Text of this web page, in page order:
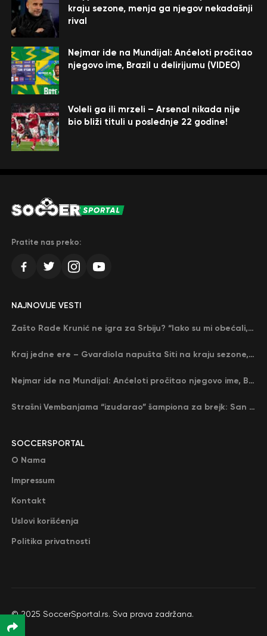
kraju sezone, menja ga njegov nekadašnji
rival
Nejmar ide na Mundijal: Anćeloti pročitao
njegovo ime, Brazil u delirijumu (VIDEO)
Voleli ga ili mrzeli – Arsenal nikada nije
bio bliži tituli u poslednje 22 godine!
Pratite nas preko:
SOCCERSPORTAL
O Nama
Impressum
Kontakt
Uslovi korišćenja
Politika privatnosti
NAJNOVIJE VESTI
Zašto Rade Krunić ne igra za Srbiju? “Iako su mi obećali, niko me nije zvao…”
Kraj jedne ere – Gvardiola napušta Siti na kraju sezone, menja ga njegov nekadašnji rival
Nejmar ide na Mundijal: Anćeloti pročitao njegovo ime, Brazil u delirijumu (VIDEO)
Strašni Vembanjama “izudarao” šampiona za brejk: San Antonio poveo protiv Oklahome
© 2025 SoccerSportal.rs. Sva prava zadržana.